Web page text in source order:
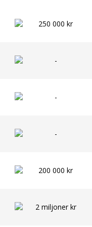
250 000 kr
-
-
-
200 000 kr
2 miljoner kr